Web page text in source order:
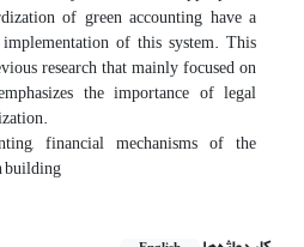
of green accounting have a
of this system. This
research that mainly focused on
the importance of legal
financial mechanisms of the
building